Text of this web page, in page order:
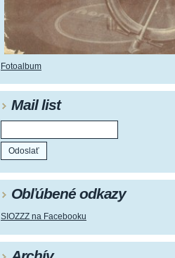
Fotoalbum
Mail list
Obľúbené odkazy
SIOZZZ na Facebooku